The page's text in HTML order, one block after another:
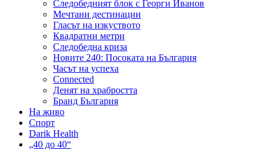
Следобедният блок с Георги Иванов
Мечтани дестинации
Гласът на изкуството
Квадратни метри
Следобедна криза
Новите 240: Посоката на България
Часът на успеха
Connected
Денят на храбростта
Бранд България
На живо
Спорт
Darik Health
„40 до 40“